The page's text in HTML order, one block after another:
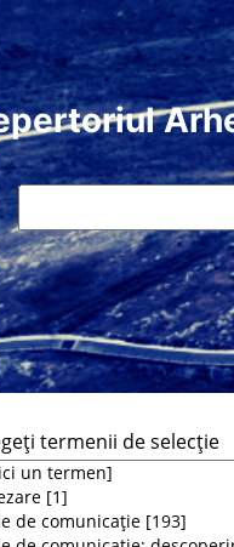
termenii de selecţie